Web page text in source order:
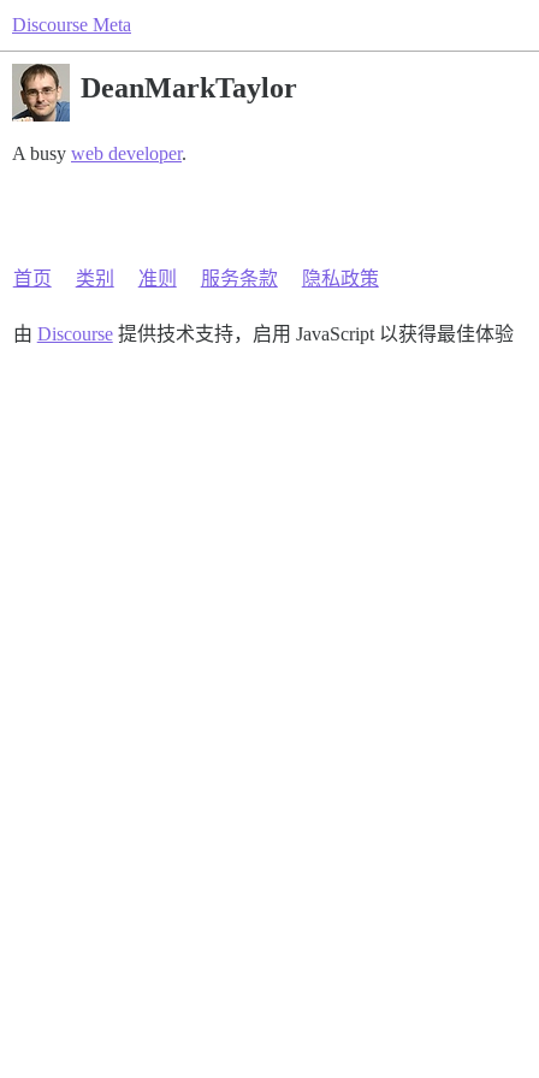
Discourse Meta
DeanMarkTaylor
A busy web developer.
首页 类别 准则 服务条款 隐私政策
由 Discourse提供技术支持，启用 JavaScript 以获得最佳体验